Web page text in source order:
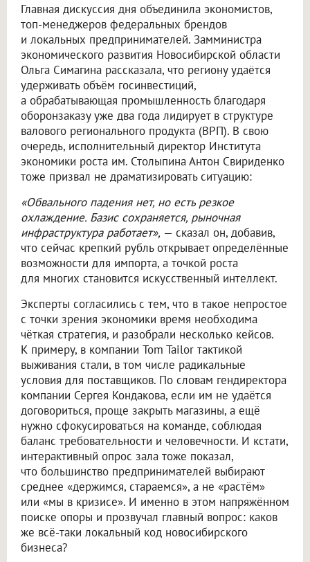
Главная дискуссия дня объединила экономистов,
топ-менеджеров федеральных брендов
и локальных предпринимателей. Замминистра
экономического развития Новосибирской области
Ольга Симагина рассказала, что региону удаётся
удерживать объём госинвестиций,
а обрабатывающая промышленность благодаря
оборонзаказу уже два года лидирует в структуре
валового регионального продукта (ВРП). В свою
очередь, исполнительный директор Института
экономики роста им. Столыпина Антон Свириденко
тоже призвал не драматизировать ситуацию:
«Обвального падения нет, но есть резкое
охлаждение. Базис сохраняется, рыночная
инфраструктура работает», — сказал он, добавив,
что сейчас крепкий рубль открывает определённые
возможности для импорта, а точкой роста
для многих становится искусственный интеллект.
Эксперты согласились с тем, что в такое непростое
с точки зрения экономики время необходима
чёткая стратегия, и разобрали несколько кейсов.
К примеру, в компании Tom Tailor тактикой
выживания стали, в том числе радикальные
условия для поставщиков. По словам гендиректора
компании Сергея Кондакова, если им не удаётся
договориться, проще закрыть магазины, а ещё
нужно сфокусироваться на команде, соблюдая
баланс требовательности и человечности. И кстати,
интерактивный опрос зала тоже показал,
что большинство предпринимателей выбирают
среднее «держимся, стараемся», а не «растём»
или «мы в кризисе». И именно в этом напряжённом
поиске опоры и прозвучал главный вопрос: каков
же всё-таки локальный код новосибирского
бизнеса?